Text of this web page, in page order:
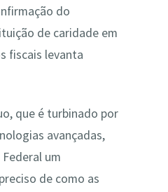
do
de caridade em
fiscais levanta
que é turbinado por
avançadas,
um
de como as